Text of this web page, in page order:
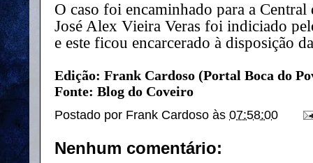
O caso foi encaminhado para a Central
José Alex Vieira Veras foi indiciado
e este ficou encarcerado à disposição
Edição: Frank Cardoso (Portal Boca do
Fonte: Blog do Coveiro
Postado por Frank Cardoso às 07:58:00
Nenhum comentário: